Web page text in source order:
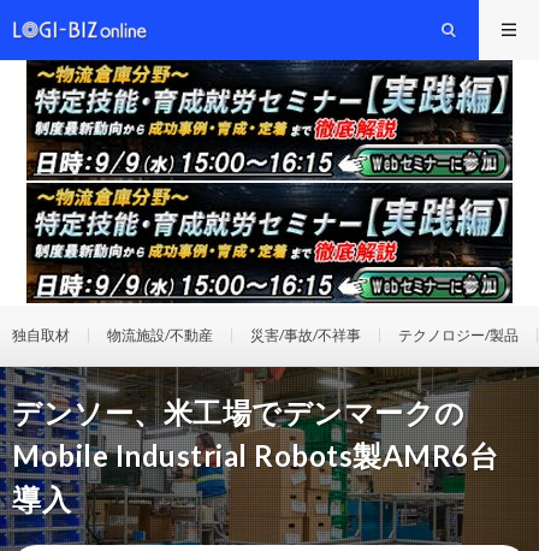
独自取材 物流施設/不動産 災害/事故/不祥事 テクノロジー/製品
デンソー、米工場でデンマークの
Mobile Industrial Robots製AMR6台
導入